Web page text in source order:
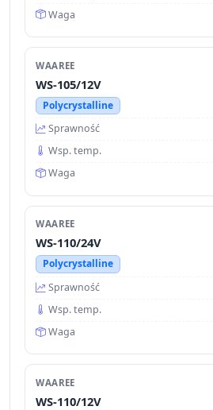
Waga
WAAREE
WS-105/12V
Polycrystalline
Sprawność
Wsp. temp.
Waga
WAAREE
WS-110/24V
Polycrystalline
Sprawność
Wsp. temp.
Waga
WAAREE
WS-110/12V